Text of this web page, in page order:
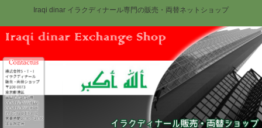
Iraqi dinar イラクディナール専門の販売・両替ネットショップ